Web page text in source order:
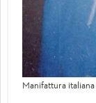
Manifattura